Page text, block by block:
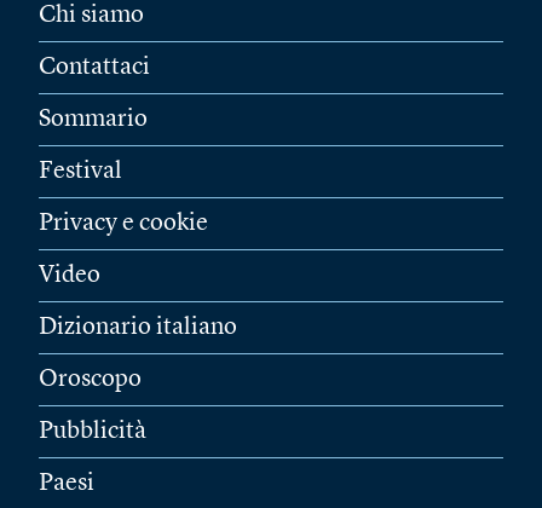
Chi siamo
Contattaci
Sommario
Festival
Privacy e cookie
Video
Dizionario italiano
Oroscopo
Pubblicità
Paesi